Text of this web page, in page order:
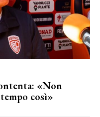
«Non
così»